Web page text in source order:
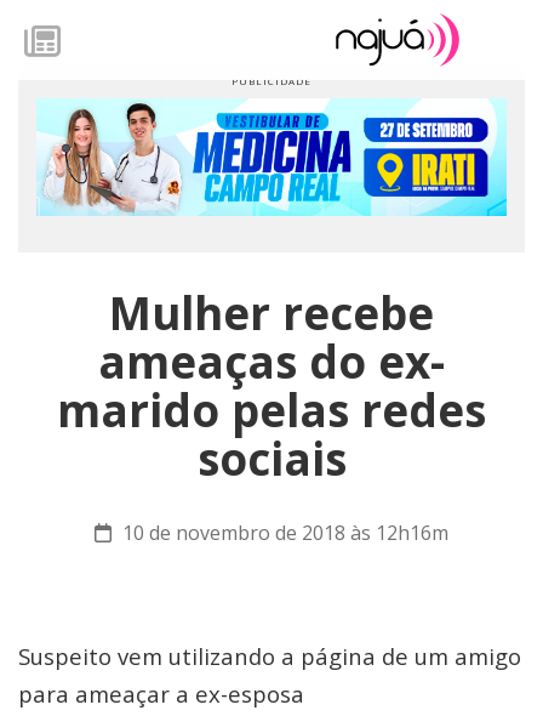
Mulher recebe
ameaças do ex-
marido pelas redes
sociais
10 de novembro de 2018 às 12h16m
Suspeito vem utilizando a página de um amigo
para ameaçar a ex-esposa